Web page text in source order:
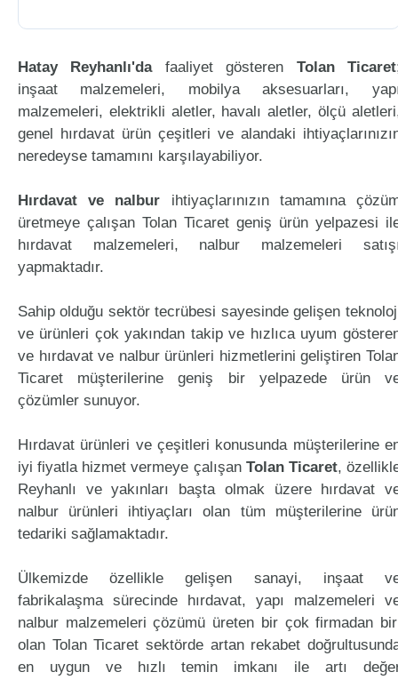
Hatay Reyhanlı'dafaaliyet gösteren Tolan Ticaret
inşaat malzemeleri, mobilya aksesuarları,
malzemeleri, elektrikli aletler, havalı aletler, ölçü
genel hırdavat ürün çeşitleri ve alandaki
neredeyse tamamını karşılayabiliyor.
Hırdavat ve nalbur ihtiyaçlarınızın tamamına
üretmeye çalışan Tolan Ticaret geniş ürün yelpazesi
hırdavat malzemeleri, nalbur malzemeleri
yapmaktadır.
Sahip olduğu sektör tecrübesi sayesinde gelişen
ve ürünleri çok yakından takip ve hızlıca uyum
ve hırdavat ve nalbur ürünleri hizmetlerini geliştiren
Ticaret müşterilerine geniş bir yelpazede ürün
çözümler sunuyor.
Hırdavat ürünleri ve çeşitleri konusunda müşterilerine
iyi fiyatla hizmet vermeye çalışan Tolan Ticaret,
Reyhanlı ve yakınları başta olmak üzere hırdavat
nalbur ürünleri ihtiyaçları olan tüm müşterilerine
tedariki sağlamaktadır.
Ülkemizde özellikle gelişen sanayi, inşaat
fabrikalaşma sürecinde hırdavat, yapı malzemeleri
nalbur malzemeleri çözümü üreten bir çok firmadan
olan Tolan Ticaret sektörde artan rekabet
en uygun ve hızlı temin imkanı ile artı